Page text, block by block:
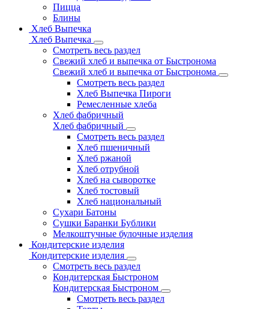
Пицца
Блины
Хлеб Выпечка
Хлеб Выпечка
Смотреть весь раздел
Свежий хлеб и выпечка от Быстронома
Свежий хлеб и выпечка от Быстронома
Смотреть весь раздел
Хлеб Выпечка Пироги
Ремесленные хлеба
Хлеб фабричный
Хлеб фабричный
Смотреть весь раздел
Хлеб пшеничный
Хлеб ржаной
Хлеб отрубной
Хлеб на сыворотке
Хлеб тостовый
Хлеб национальный
Сухари Батоны
Сушки Баранки Бублики
Мелкоштучные булочные изделия
Кондитерские изделия
Кондитерские изделия
Смотреть весь раздел
Кондитерская Быстроном
Кондитерская Быстроном
Смотреть весь раздел